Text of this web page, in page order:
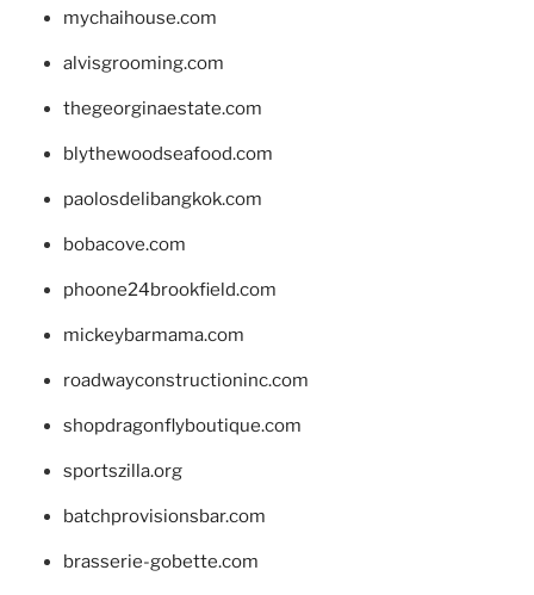
mychaihouse.com
alvisgrooming.com
thegeorginaestate.com
blythewoodseafood.com
paolosdelibangkok.com
bobacove.com
phoone24brookfield.com
mickeybarmama.com
roadwayconstructioninc.com
shopdragonflyboutique.com
sportszilla.org
batchprovisionsbar.com
brasserie-gobette.com